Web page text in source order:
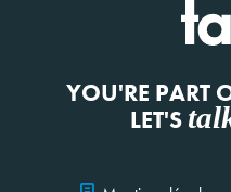
YOU'RE PART
LET'S